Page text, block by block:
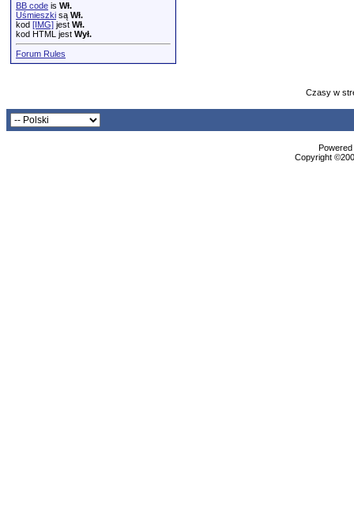
BB code is Wł.
Uśmieszki są Wł.
kod [IMG] jest Wł.
kod HTML jest Wył.
Forum Rules
Czasy w
Copyright